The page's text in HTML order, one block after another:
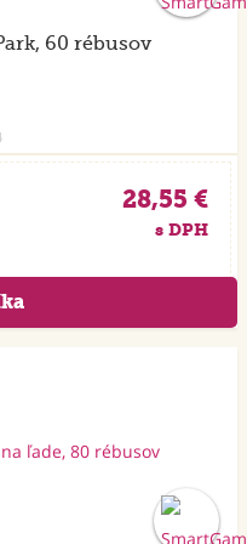
60 rébusov
28,55 €
s DPH